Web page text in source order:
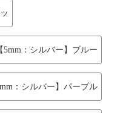
【5mm：シルバー】ブルー
：シルバー】パープル